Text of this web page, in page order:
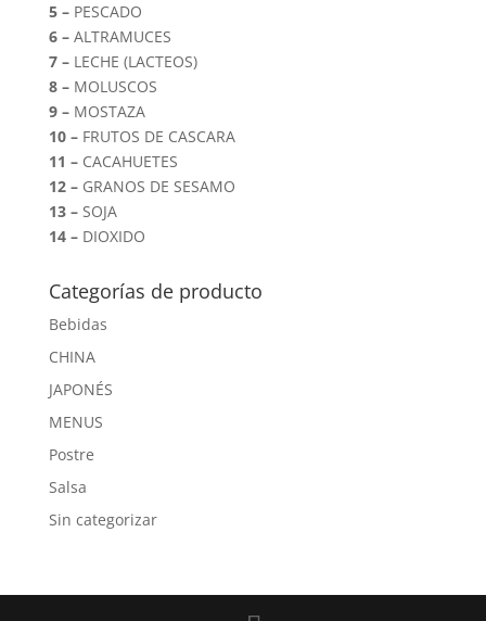
5 –PESCADO
6 –ALTRAMUCES
7 –LECHE (LACTEOS)
8 –MOLUSCOS
9 –MOSTAZA
10 –FRUTOS DE CASCARA
11 –CACAHUETES
12 –GRANOS DE SESAMO
13 –SOJA
14 –DIOXIDO
Categorías de producto
Bebidas
CHINA
JAPONÉS
MENUS
Postre
Salsa
Sin categorizar